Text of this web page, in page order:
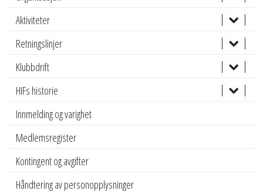
Aktiviteter
Retningslinjer
Klubbdrift
HIFs historie
Innmelding og varighet
Medlemsregister
Kontingent og avgifter
Håndtering av personopplysninger